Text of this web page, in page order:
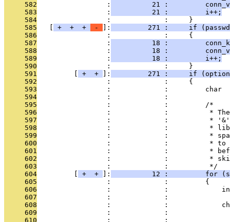
     582
                 :
21 :
     583
                 :
          21 :         i++;
     584
                 :             :     }
     585
+ + + - ]:
271 :     if
     586
                 :             :     {
     587
                 :
18 :
     588
                 :
18 :
     589
                 :
          18 :         i++;
     590
                 :             :     }
     591
+ + ]:
271 :     if
     592
                 :             :     {
     593
:             :         char
     594
                 :             :
     595
                 :             :         /*
     596
:             :          *
     597
:             :          *
     598
:             :          *
     599
:             :          *
     600
:             :          *
     601
:             :          *
     602
:             :          *
     603
                 :             :          */
     604
+ + ]:
12 :         for
     605
                 :             :         {
     606
:             :
     607
:             :
     608
:             :
     609
:             :
     610
                 :             :